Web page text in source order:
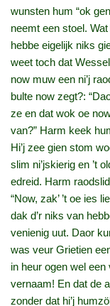
wunsten hum “ok
neemt een stoel. Wat
hebbe eigelijk niks
weet toch dat
now muw een ni’j
bulte now zegt?:
ze en dat wok oe
van?” Harm keek
Hi’j zee gien stom
slim ni’jskierig en ’t
edreid. Harm
“Now, zak’ ’t oe ies
dak d’r niks van
venienig uut. Daor
was veur Grietien
in heur ogen wel
vernaam! En dat de
zonder dat hi’j